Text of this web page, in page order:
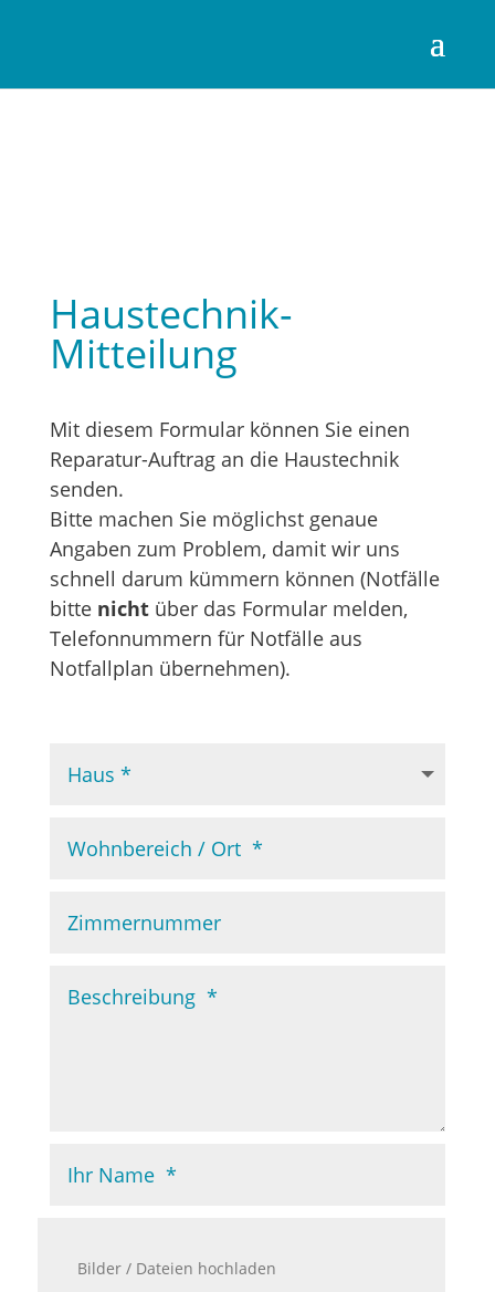
Haustechnik-
Mitteilung
Mit diesem Formular können Sie einen
Reparatur-Auftrag an die Haustechnik
senden.
Bitte machen Sie möglichst genaue
Angaben zum Problem, damit wir uns
schnell darum kümmern können (Notfälle
bitte nichtüber das Formular melden,
Telefonnummern für Notfälle aus
Notfallplan übernehmen).